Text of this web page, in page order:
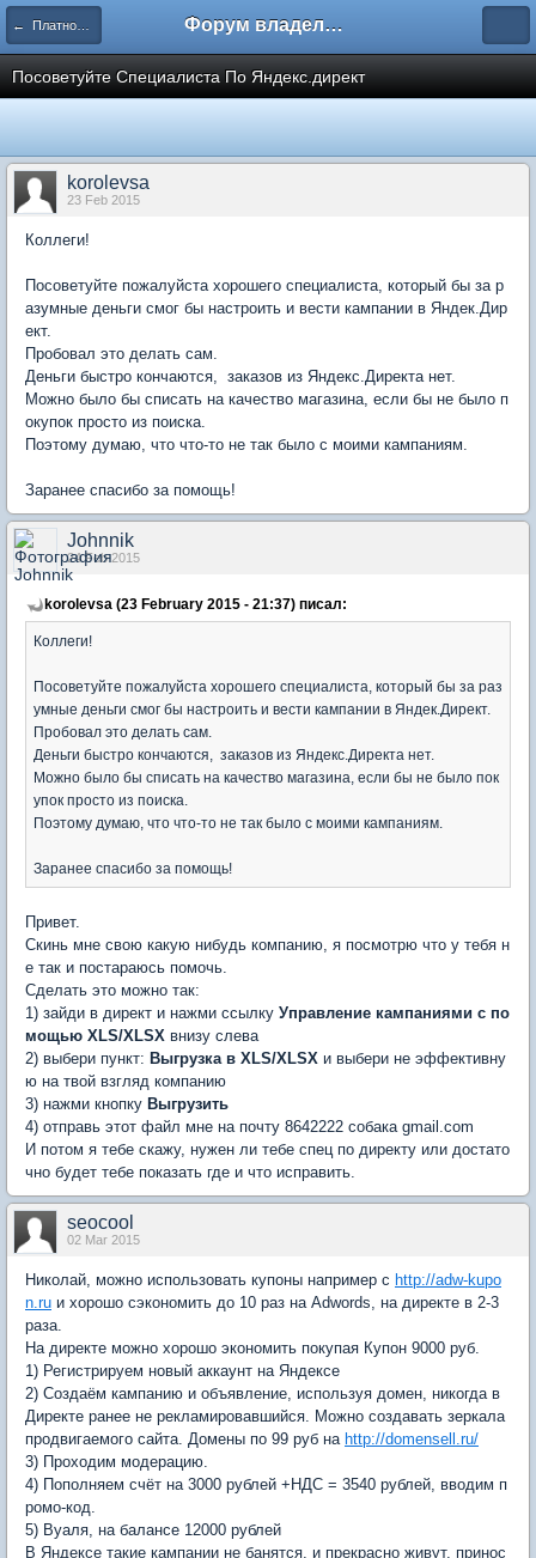
← Платное размещение в поисковиках Форум владельцев интернет-магазинов
Посоветуйте Специалиста По Яндекс.директ
korolevsa
23 Feb 2015
Коллеги!
Посоветуйте пожалуйста хорошего специалиста, который бы за р
азумные деньги смог бы настроить и вести кампании в Яндек.Дир
ект.
Пробовал это делать сам.
Деньги быстро кончаются, заказов из Яндекс.Директа нет.
Можно было бы списать на качество магазина, если бы не было п
окупок просто из поиска.
Поэтому думаю, что что-то не так было с моими кампаниям.
Заранее спасибо за помощь!
Johnnik
24 Feb 2015
korolevsa (23 February 2015 - 21:37) писал:
Коллеги!
Посоветуйте пожалуйста хорошего специалиста, который бы за раз
умные деньги смог бы настроить и вести кампании в Яндек.Директ.
Пробовал это делать сам.
Деньги быстро кончаются, заказов из Яндекс.Директа нет.
Можно было бы списать на качество магазина, если бы не было пок
упок просто из поиска.
Поэтому думаю, что что-то не так было с моими кампаниям.
Заранее спасибо за помощь!
Привет.
Скинь мне свою какую нибудь компанию, я посмотрю что у тебя н
е так и постараюсь помочь.
Сделать это можно так:
1) зайди в директ и нажми ссылку Управление кампаниями с по
мощью XLS/XLSX внизу слева
2) выбери пункт: Выгрузка в XLS/XLSX и выбери не эффективну
ю на твой взгляд компанию
3) нажми кнопку Выгрузить
4) отправь этот файл мне на почту 8642222 собака gmail.com
И потом я тебе скажу, нужен ли тебе спец по директу или достато
чно будет тебе показать где и что исправить.
seocool
02 Mar 2015
Николай, можно использовать купоны например с http://adw-kupo
n.ru и хорошо сэкономить до 10 раз на Adwords, на директе в 2-3
раза.
На директе можно хорошо экономить покупая Купон 9000 руб.
1) Регистрируем новый аккаунт на Яндексе
2) Создаём кампанию и объявление, используя домен, никогда в
Директе ранее не рекламировавшийся. Можно создавать зеркала
продвигаемого сайта. Домены по 99 руб на http://domensell.ru/
3) Проходим модерацию.
4) Пополняем счёт на 3000 рублей +НДС = 3540 рублей, вводим п
ромо-код.
5) Вуаля, на балансе 12000 рублей
В Яндексе такие кампании не банятся, и прекрасно живут, принос